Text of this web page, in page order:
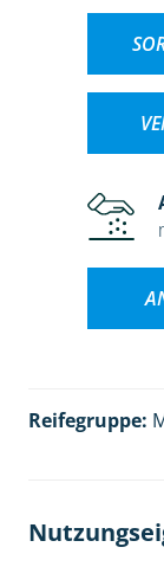
Reifegruppe: